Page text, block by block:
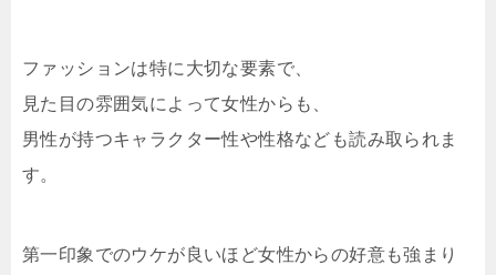
ファッションは特に大切な要素で、
見た目の雰囲気によって女性からも、
男性が持つキャラクター性や性格なども読み取られま
す。
第一印象でのウケが良いほど女性からの好意も強まり